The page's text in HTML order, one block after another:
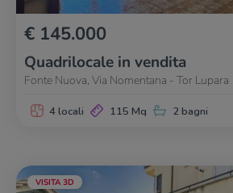
€ 145.000
Quadrilocale in vendita
Fonte Nuova, Via Nomentana - Tor Lupara
4 locali 115 Mq 2 bagni
VISITA 3D